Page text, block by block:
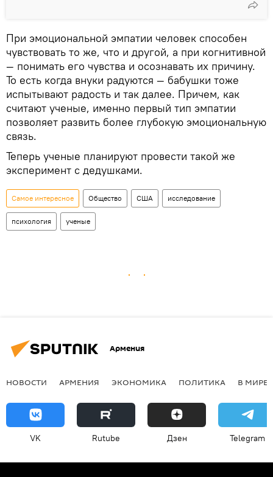
При эмоциональной эмпатии человек способен
чувствовать то же, что и другой, а при когнитивной
— понимать его чувства и осознавать их причину.
То есть когда внуки радуются — бабушки тоже
испытывают радость и так далее. Причем, как
считают ученые, именно первый тип эмпатии
позволяет развить более глубокую эмоциональную
связь.
Теперь ученые планируют провести такой же
эксперимент с дедушками.
Самое интересное Общество США исследование
психология ученые
Армения
НОВОСТИ АРМЕНИЯ ЭКОНОМИКА ПОЛИТИКА В МИРЕ
VK Rutube Дзен Telegram